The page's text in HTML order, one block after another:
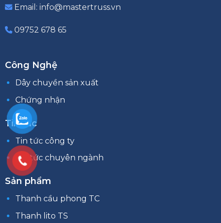
Email: info@mastertruss.vn
09752 678 65
Công Nghệ
Dây chuyền sản xuất
Chứng nhận
Tin tức
Tin tức công ty
Tin tức chuyên ngành
Sản phẩm
Thanh cầu phong TC
Thanh lito TS